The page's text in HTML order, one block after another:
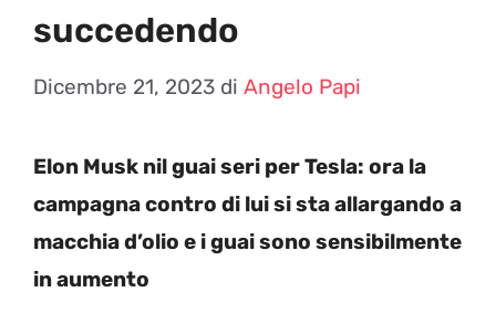
succedendo
Dicembre 21, 2023 di Angelo Papi
Elon Musk nil guai seri per Tesla: ora la
campagna contro di lui si sta allargando a
macchia d’olio e i guai sono sensibilmente
in aumento